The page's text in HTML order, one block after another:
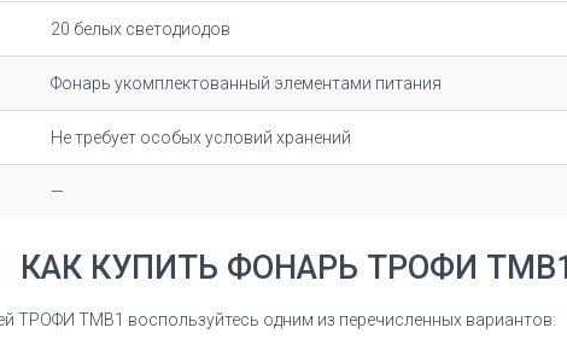
20 белых светодиодов
Фонарь укомплектованный элементами питания
Не требует особых условий хранений
—
КАК КУПИТЬ ФОНАРЬ ТРОФИ
ТРОФИ TMB1 воспользуйтесь одним из перечисленных вариантов: